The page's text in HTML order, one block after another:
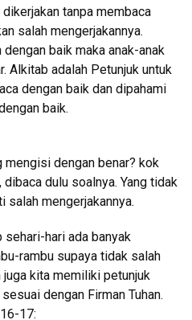
tanpa membaca
salah mengerjakannya.
baik maka anak-anak
Alkitab adalah Petunjuk untuk
dengan baik dan dipahami
baik.
mengisi dengan benar? kok
dulu soalnya. Yang tidak
salah mengerjakannya.
sehari-hari ada banyak
rambu supaya tidak salah
kita memiliki petunjuk
dengan Firman Tuhan.
17: